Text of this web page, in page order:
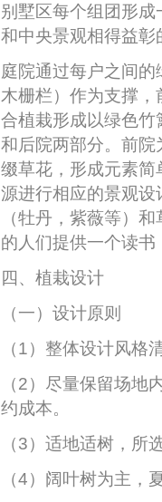
别墅区每个组团形
和中央景观相得益彰
庭院通过每户之间
木栅栏）作为支撑
合植栽形成以绿色
和后院两部分。前
缀草花，形成元素
源进行相应的景观
（牡丹，紫薇等）
的人们提供一个读
四、植栽设计
（一）设计原则
（1）整体设计风格
（2）尽量保留场地
约成本。
（3）适地适树，所
（4）阔叶树为主，